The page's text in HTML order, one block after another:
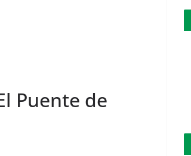
Puente de